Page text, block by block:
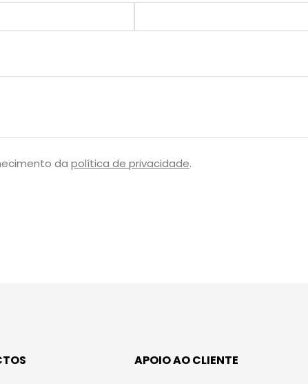
da política de privacidade.
APOIO AO CLIENTE